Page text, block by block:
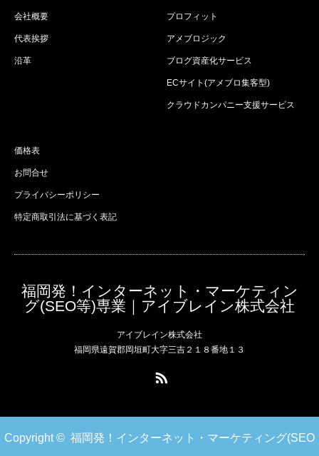
会社概要
代表挨拶
沿革
プロフィット
アメブロジック
ブログ資産化サービス
ECサイト(アメブロ集客型)
クラウドカンパニー支援サービス
価格表
お問合せ
プライバシーポリシー
特定商取引法に基づく表記
福岡発！インターネット・マーケティン
グ(SEO等)専業｜アイブレイン株式会社
アイブレイン株式会社
福岡県遠賀郡岡垣町大字三吉２１８番地１３
Copyright © 福岡発！インターネット・マーケティング(SEO